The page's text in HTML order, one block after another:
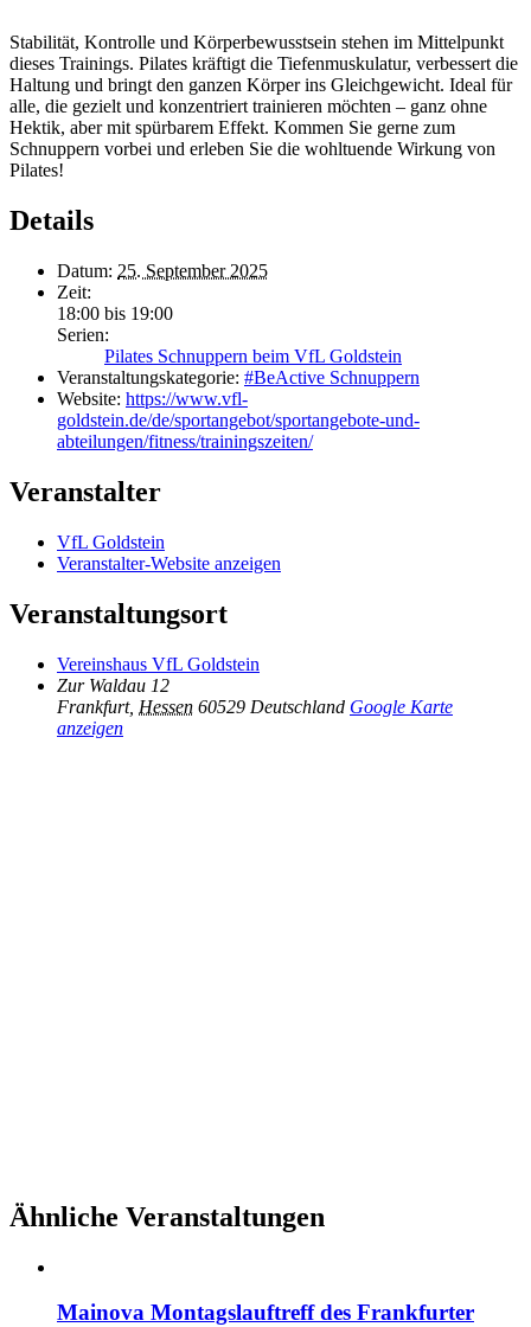
Stabilität, Kontrolle und Körperbewusstsein stehen im Mittelpunkt
dieses Trainings. Pilates kräftigt die Tiefenmuskulatur, verbessert die
Haltung und bringt den ganzen Körper ins Gleichgewicht. Ideal für
alle, die gezielt und konzentriert trainieren möchten – ganz ohne
Hektik, aber mit spürbarem Effekt. Kommen Sie gerne zum
Schnuppern vorbei und erleben Sie die wohltuende Wirkung von
Pilates!
Details
Datum: 25. September 2025
Zeit:
18:00 bis 19:00
Serien:
Pilates Schnuppern beim VfL Goldstein
Veranstaltungskategorie: #BeActive Schnuppern
Website: https://www.vfl-
goldstein.de/de/sportangebot/sportangebote-und-
abteilungen/fitness/trainingszeiten/
Veranstalter
VfL Goldstein
Veranstalter-Website anzeigen
Veranstaltungsort
Vereinshaus VfL Goldstein
Zur Waldau 12
Frankfurt, Hessen 60529 Deutschland Google Karte
anzeigen
Ähnliche Veranstaltungen
Mainova Montagslauftreff des Frankfurter